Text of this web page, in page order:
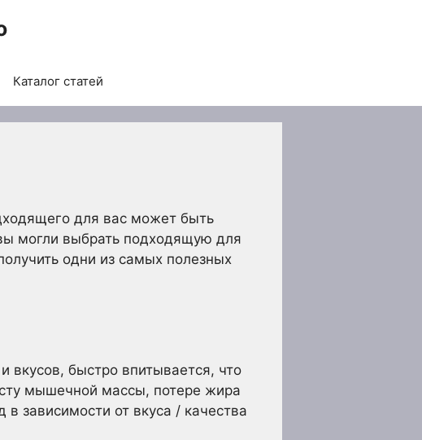
Каталог статей
для вас может быть
могли выбрать подходящую для
одни из самых полезных
вкусов, быстро впитывается, что
мышечной массы, потере жира
зависимости от вкуса / качества